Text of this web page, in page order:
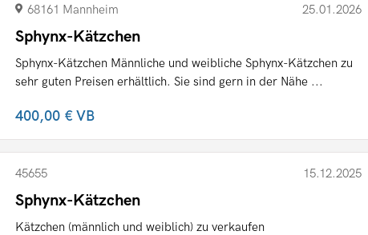
68161 Mannheim 25.01.2026
Sphynx-Kätzchen
Sphynx-Kätzchen Männliche und weibliche Sphynx-Kätzchen zu
sehr guten Preisen erhältlich. Sie sind gern in der Nähe ...
400,00 €VB
45655 15.12.2025
Sphynx-Kätzchen
Kätzchen (männlich und weiblich) zu verkaufen